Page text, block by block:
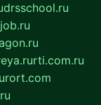
drsschool.ru
rti.com.ru